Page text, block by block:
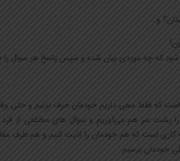
و…
که چه موردی بیان شده و سپس پاسخ هر سوال را به
است که فقط سعی داریم خودمان حرف بزنیم و حتی
سر هم می‌آوریم و سوال های مختلفی از فرد
است که هم خودمان را اذیت کنیم و هم طرف
خودمان برسیم.